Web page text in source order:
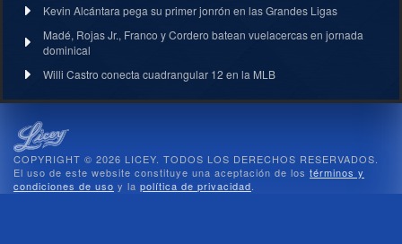
Kevin Alcántara pega su primer jonrón en las Grandes Ligas
Madé, Rojas Jr., Franco y Cordero batean vuelacercas en jornada
dominical
Willi Castro conecta cuadrangular 12 en la MLB
COPYRIGHT © 2026 LICEY. TODOS LOS DERECHOS RESERVADOS.
El uso de este website constituye una aceptación de los términos y
condiciones de uso y la política de privacidad